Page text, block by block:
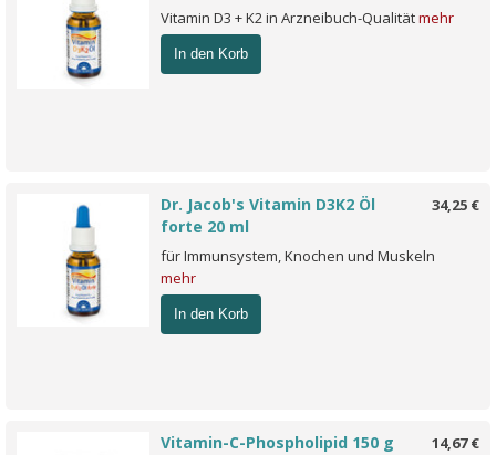
Vitamin D3 + K2 in Arzneibuch-Qualitätmehr
In den Korb
34,25 €
Dr. Jacob's Vitamin D3K2 Öl
forte 20 ml
für Immunsystem, Knochen und Muskeln
mehr
In den Korb
14,67 €
Vitamin-C-Phospholipid 150 g